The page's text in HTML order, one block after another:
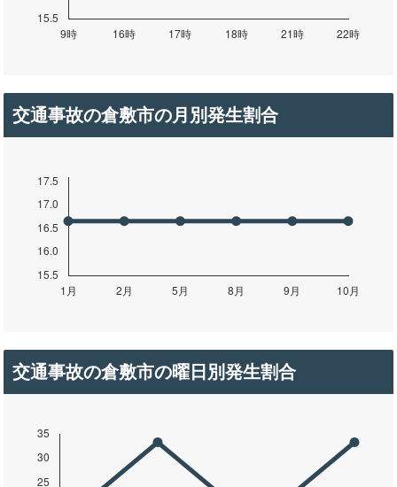
交通事故の倉敷市の月別発生割合
交通事故の倉敷市の曜日別発生割合